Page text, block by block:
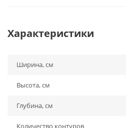
Характеристики
Ширина, см
Высота, см
Глубина, см
Количество контуров